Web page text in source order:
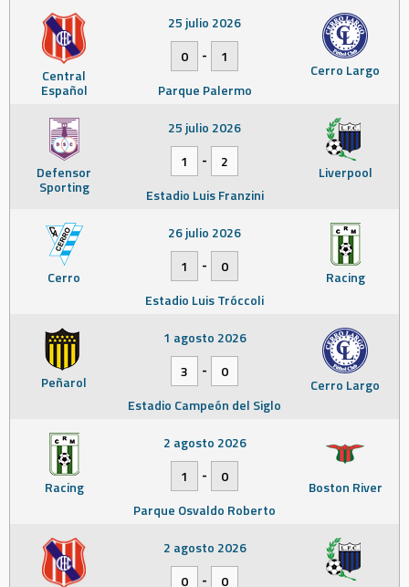
Central
Español
Cerro Largo
25 julio 2026
0
-
1
Parque Palermo
Defensor
Sporting
Liverpool
25 julio 2026
1
-
2
Estadio Luis Franzini
Cerro Racing
26 julio 2026
1
-
0
Estadio Luis Tróccoli
Peñarol Cerro Largo
1 agosto 2026
3
-
0
Estadio Campeón del Siglo
Racing Boston River
2 agosto 2026
1
-
0
Parque Osvaldo Roberto
2 agosto 2026
0
- 0